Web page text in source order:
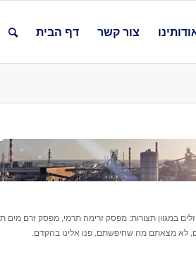
צור קשר דף הבית
במגוון תצורות: מפסק זרימה תרמי, מפסק זרם
לא מצאתם מה שחיפשתם, פנו אלינו בהקדם.